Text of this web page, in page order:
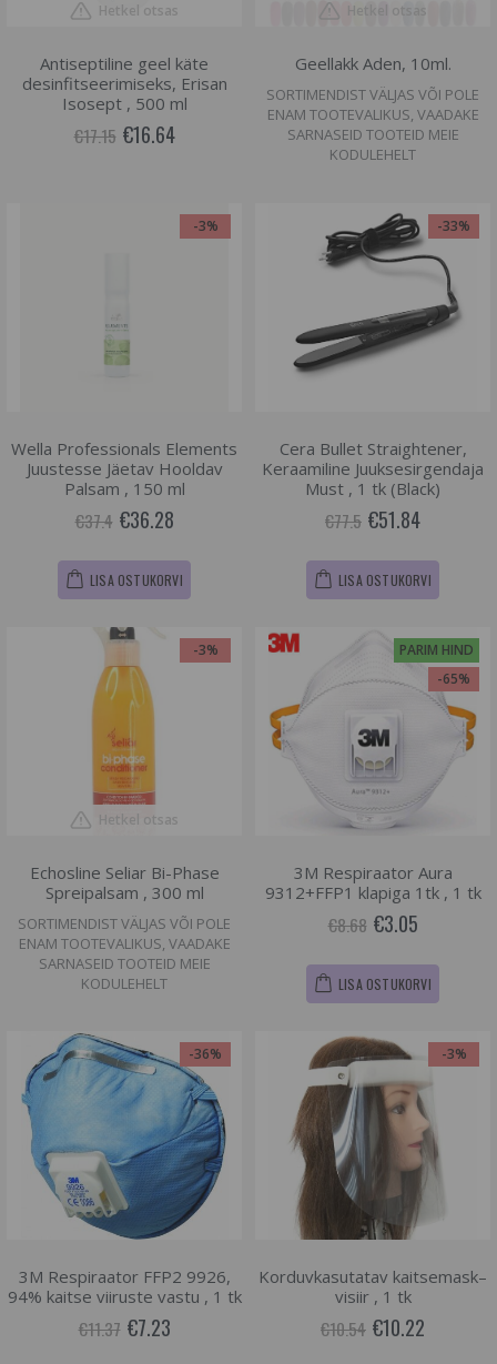
Hetkel otsas
Antiseptiline geel käte
desinfitseerimiseks, Erisan
Isosept , 500 ml
€17.15 €16.64
Hetkel otsas
Geellakk Aden, 10ml.
SORTIMENDIST VÄLJAS VÕI POLE
ENAM TOOTEVALIKUS, VAADAKE
SARNASEID TOOTEID MEIE
KODULEHELT
-3%
Wella Professionals Elements
Juustesse Jäetav Hooldav
Palsam , 150 ml
€37.4 €36.28
LISA OSTUKORVI
-33%
Cera Bullet Straightener,
Keraamiline Juuksesirgendaja
Must , 1 tk (Black)
€77.5 €51.84
LISA OSTUKORVI
-3%
Hetkel otsas
Echosline Seliar Bi-Phase
Spreipalsam , 300 ml
SORTIMENDIST VÄLJAS VÕI POLE
ENAM TOOTEVALIKUS, VAADAKE
SARNASEID TOOTEID MEIE
KODULEHELT
PARIM HIND
-65%
3M Respiraator Aura
9312+FFP1 klapiga 1tk , 1 tk
€8.68 €3.05
LISA OSTUKORVI
-36%
3M Respiraator FFP2 9926,
94% kaitse viiruste vastu , 1 tk
€11.37 €7.23
-3%
Korduvkasutatav kaitsemask–
visiir , 1 tk
€10.54 €10.22